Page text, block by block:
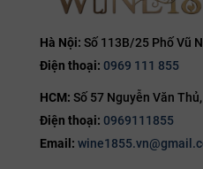
15%
15.5%
16%
16.5%
17%
Hà Nội: Số 113B/25 Phố Vũ
Điện thoại: 0969 111 855
HCM: Số 57 Nguyễn Văn
Điện thoại: 0969111855
Email: